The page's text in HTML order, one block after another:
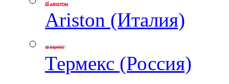
Ariston (Италия)
Термекс (Россия)